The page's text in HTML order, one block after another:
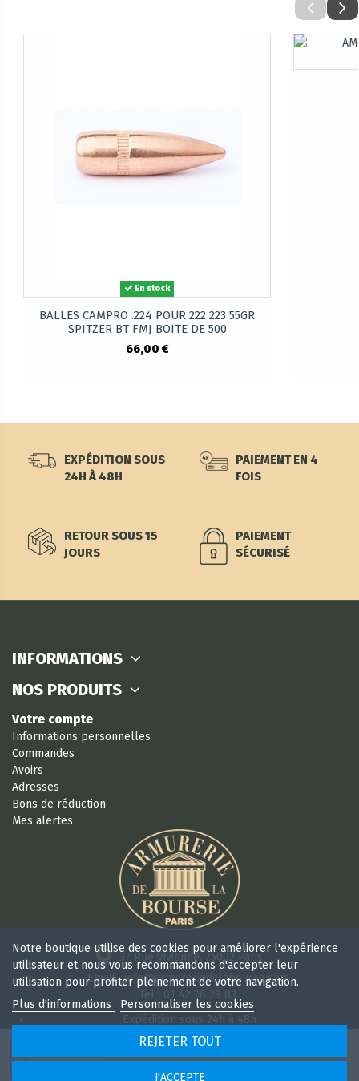
AJOUTER AU PANIER
En stock
BALLES CAMPRO .224 POUR 222 223 55GR
SPITZER BT FMJ BOITE DE 500
66,00 €
EXPÉDITION SOUS
24H À 48H
PAIEMENT EN 4
FOIS
RETOUR SOUS 15
JOURS
PAIEMENT
SÉCURISÉ
INFORMATIONS
NOS PRODUITS
Votre compte
Informations personnelles
Commandes
Avoirs
Adresses
Bons de réduction
Mes alertes
37 Rue Vivienne, 75002 Paris
Email : info@armureriedelabourse.com
Retour sous 15 jours
Notre boutique utilise des cookies pour améliorer l'expérience
utilisateur et nous vous recommandons d'accepter leur
utilisation pour profiter pleinement de votre navigation.
Plus d'informations
Personnaliser les cookies
REJETER TOUT
J'ACCEPTE